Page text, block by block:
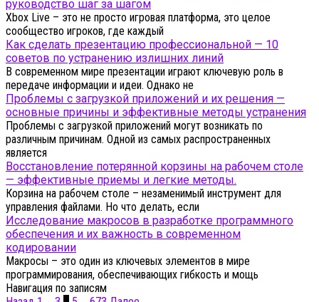
руководство шаг за шагом
Xbox Live – это не просто игровая платформа, это целое
сообщество игроков, где каждый
Как сделать презентацию профессиональной — 10
советов по устранению излишних линий
В современном мире презентации играют ключевую роль в
передаче информации и идеи. Однако не
Проблемы с загрузкой приложений и их решения —
основные причины и эффективные методы устранения
Проблемы с загрузкой приложений могут возникать по
различным причинам. Одной из самых распространенных
является
Восстановление потерянной корзины на рабочем столе
— эффективные приемы и легкие методы.
Корзина на рабочем столе – незаменимый инструмент для
управления файлами. Но что делать, если
Исследование макросов в разработке программного
обеспечения и их важность в современном
кодировании
Макросы – это один из ключевых элементов в мире
программирования, обеспечивающих гибкость и мощь
Навигация по записям